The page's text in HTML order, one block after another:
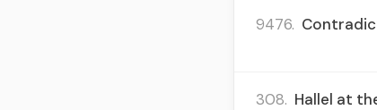
9476.
308. Hallel at